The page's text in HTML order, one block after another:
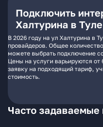
Подключить
Халтурина в Туле
В 2026 году на ул Халтурина в
провайдеров. Общее
можете выбрать подключение
Цены на услуги варьируются
заявку на подходящий тариф,
стоимость.
Часто задаваемые